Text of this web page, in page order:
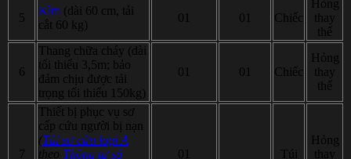
5
Kìm (dài 60 cm, tải
cắt 60 kg)
01 01 Chiếc
Hỏng
thay
thế
6
Thang chữa cháy (dài
tối thiểu 3,5m; bảo
đảm chịu được tải
trọng tối thiểu 150kg)
01 01 Chiếc
Hỏng
thay
thế
7
Thiết bị phục vụ sơ
cấp cứu người bị nạn
(Túi sơ cứu loại A
theo Thông tư số 01 Túi
Hỏng
thay